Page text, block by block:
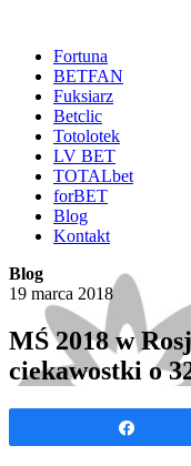
Fortuna
BETFAN
Fuksiarz
Betclic
Totolotek
LV BET
TOTALbet
forBET
Blog
Kontakt
Blog
19 marca 2018
MŚ 2018 w
ciekawostki o